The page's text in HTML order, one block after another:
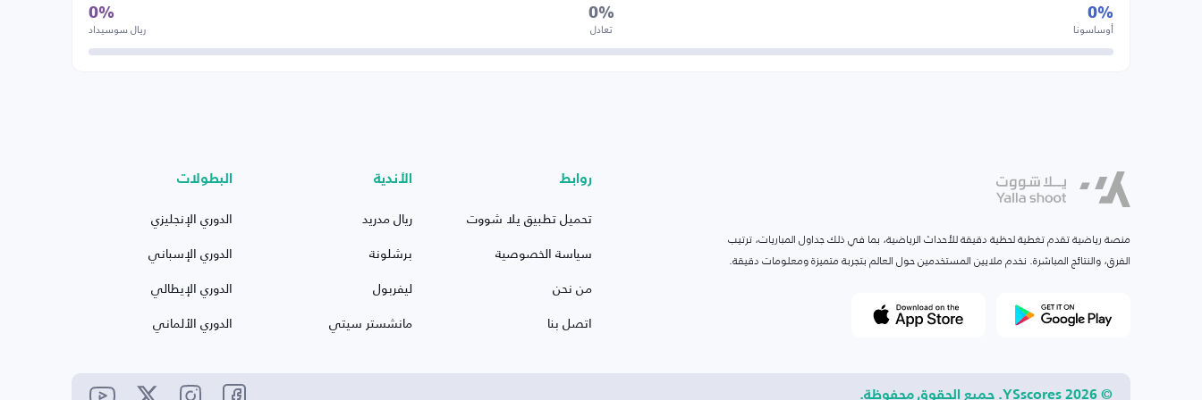
0%
أوساسونا
0%
تعادل
0%
ريال سوسيداد
منصة رياضية تقدم تغطية لحظية دقيقة للأحداث الرياضية، بما في ذلك جداول المباريات، ترتيب
الفرق، والنتائج المباشرة. نخدم ملايين المستخدمين حول العالم بتجربة متميزة ومعلومات دقيقة.
روابط
تحميل تطبيق يلا شووت
سياسة الخصوصية
من نحن
اتصل بنا
الأندية
ريال مدريد
برشلونة
ليفربول
مانشستر سيتي
البطولات
الدوري الإنجليزي
الدوري الإسباني
الدوري الإيطالي
الدوري الألماني
© 2026 YSscores. جميع الحقوق محفوظة.